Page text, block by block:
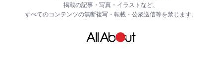
掲載の記事・写真・イラストなど、
すべてのコンテンツの無断複写・転載・公衆送信等を禁じます。